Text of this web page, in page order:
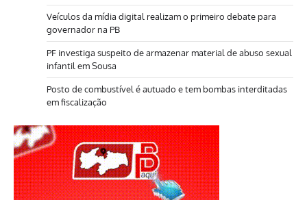
Veículos da mídia digital realizam o primeiro debate para
governador na PB
PF investiga suspeito de armazenar material de abuso sexual
infantil em Sousa
Posto de combustível é autuado e tem bombas interditadas
em fiscalização